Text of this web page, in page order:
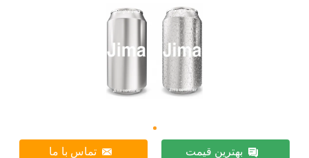
بهترین قیمت تماس با ما